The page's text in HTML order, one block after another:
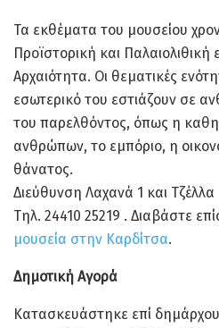
Τα εκθέματα του μουσείου
Προϊστορική και
Αρχαιότητα. Οι θεματικές
εσωτερικό του εστιάζουν σε
του παρελθόντος, όπως η
ανθρώπων, το εμπόριο, η
θάνατος.
Διεύθυνση Λαχανά 1 και Τζέλλα
Τηλ. 24410 25219 . Διαβάστε
μουσεία στην Καρδίτσα.
Δημοτική Αγορά
Κατασκευάστηκε επί